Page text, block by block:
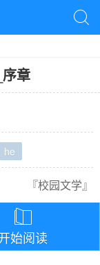

序章
he
『校园文学』

始阅读